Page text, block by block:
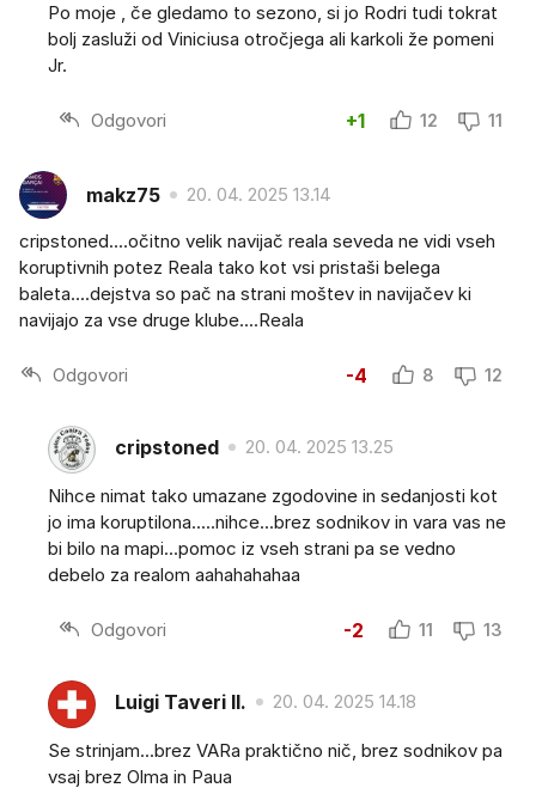
Po moje , če gledamo to sezono, si jo Rodri tudi tokrat
bolj zasluži od Viniciusa otročjega ali karkoli že pomeni
Jr.
Odgovori +1 12 11
makz75 20. 04. 2025 13.14
cripstoned....očitno velik navijač reala seveda ne vidi vseh
koruptivnih potez Reala tako kot vsi pristaši belega
baleta....dejstva so pač na strani moštev in navijačev ki
navijajo za vse druge klube....Reala
Odgovori -4 8 12
cripstoned 20. 04. 2025 13.25
Nihce nimat tako umazane zgodovine in sedanjosti kot
jo ima koruptilona.....nihce...brez sodnikov in vara vas ne
bi bilo na mapi...pomoc iz vseh strani pa se vedno
debelo za realom aahahahahaa
Odgovori -2 11 13
Luigi Taveri II. 20. 04. 2025 14.18
Se strinjam...brez VARa praktično nič, brez sodnikov pa
vsaj brez Olma in Paua